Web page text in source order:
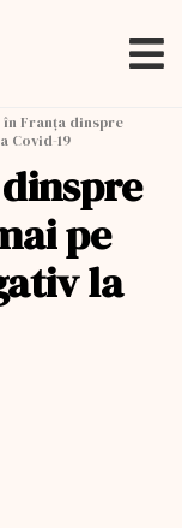
în Franța dinspre
Covid-19
pe
la